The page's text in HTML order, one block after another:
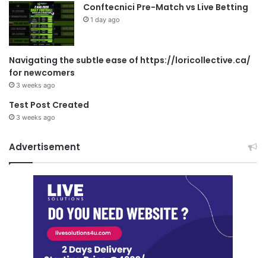
Conftecnici Pre-Match vs Live Betting
1 day ago
Navigating the subtle ease of https://loricollective.ca/
for newcomers
3 weeks ago
Test Post Created
3 weeks ago
Advertisement